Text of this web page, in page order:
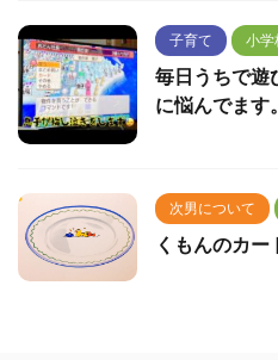
子育て 小学
毎日うちで遊
に悩んでます。
次男について
くもんのカ